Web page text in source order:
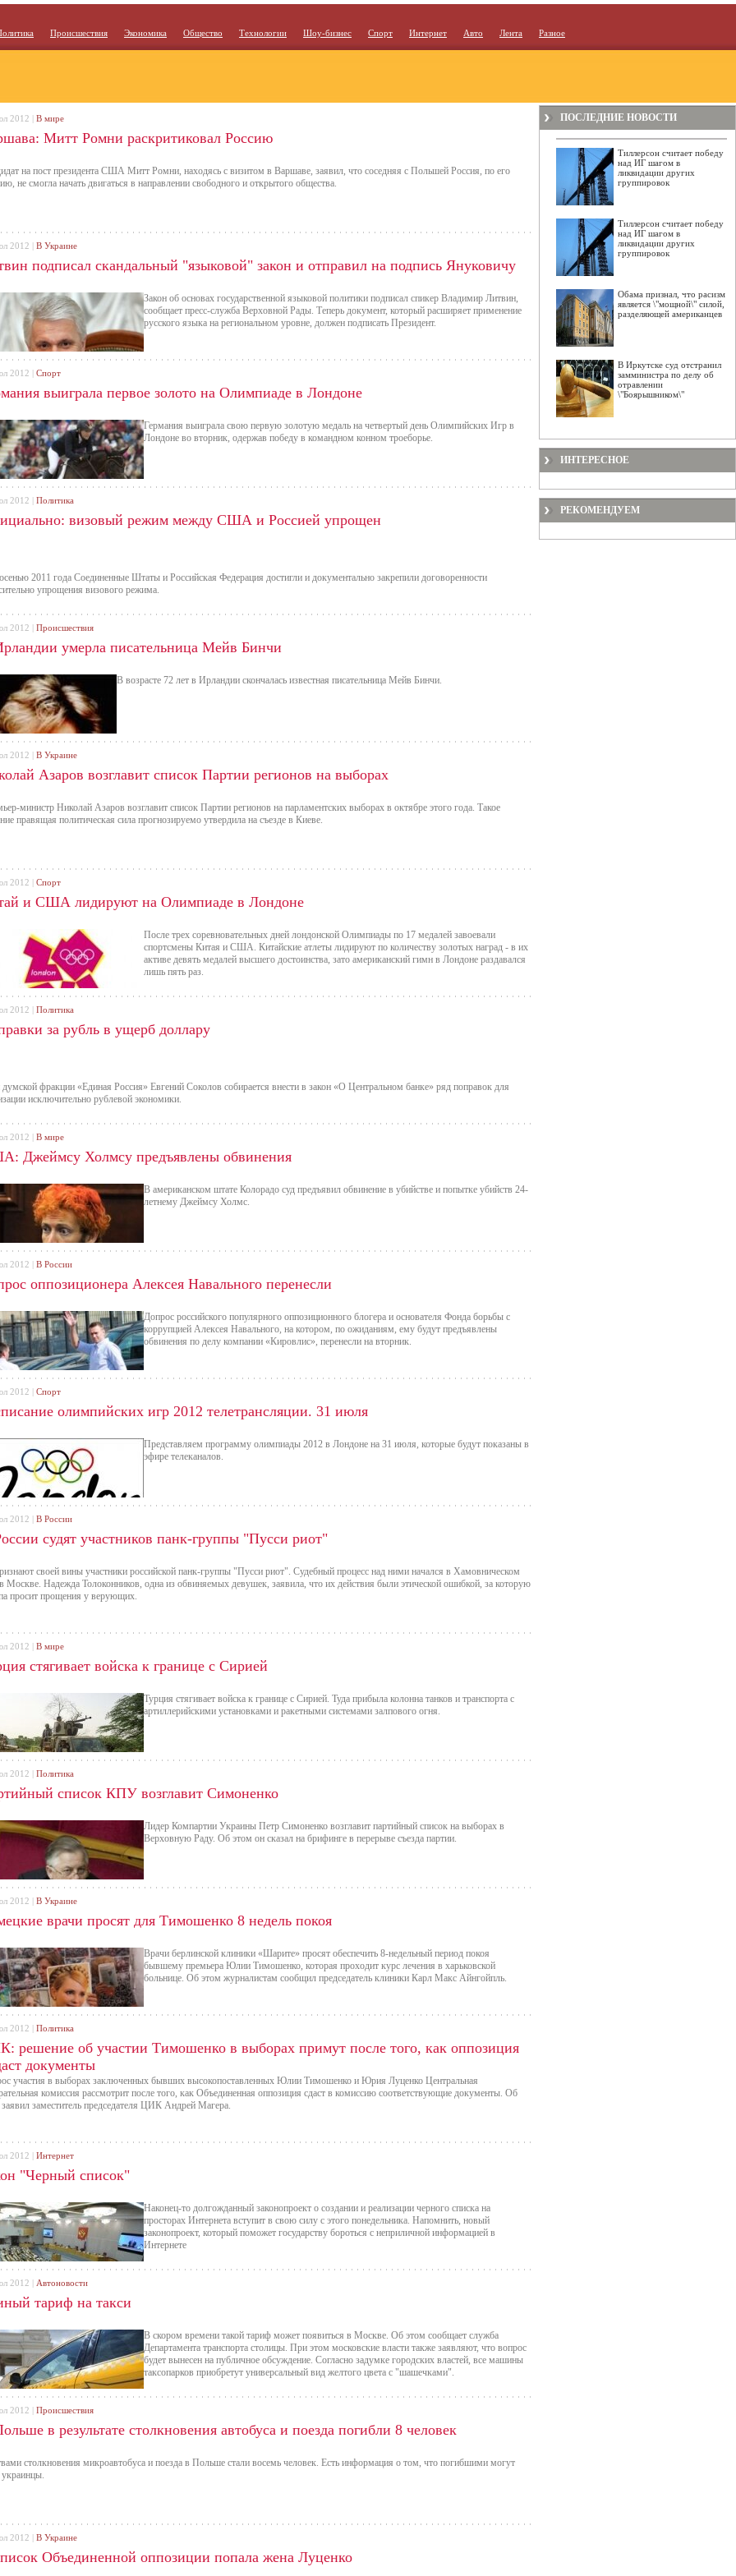
Происшествия Экономика Общество Технологии Шоу-бизнес Спорт Интернет Авто Лента Разное
Митт Ромни раскритиковал Россию
на пост президента США Митт Ромни, находясь с визитом в Варшаве, заявил, что соседняя с Польшей Россия, по его
не смогла начать двигаться в направлении свободного и открытого общества.
2012 | В мире
подписал скандальный "языковой" закон и отправил на подпись Януковичу
Закон об основах государственной языковой политики подписал спикер Владимир Литвин,
сообщает пресс-служба Верховной Рады. Теперь документ, который расширяет применение
русского языка на региональном уровне, должен подписать Президент.
2012 | В Украине
выиграла первое золото на Олимпиаде в Лондоне
Германия выиграла свою первую золотую медаль на четвертый день Олимпийских Игр в
Лондоне во вторник, одержав победу в командном конном троеборье.
2012 | Спорт
визовый режим между США и Россией упрощен
2011 года Соединенные Штаты и Российская Федерация достигли и документально закрепили договоренности
упрощения визового режима.
2012 | Политика
умерла писательница Мейв Бинчи
В возрасте 72 лет в Ирландии скончалась известная писательница Мейв Бинчи.
2012 | Происшествия
Азаров возглавит список Партии регионов на выборах
министр Николай Азаров возглавит список Партии регионов на парламентских выборах в октябре этого года. Такое
правящая политическая сила прогнозируемо утвердила на съезде в Киеве.
2012 | В Украине
и США лидируют на Олимпиаде в Лондоне
После трех соревновательных дней лондонской Олимпиады по 17 медалей завоевали
спортсмены Китая и США. Китайские атлеты лидируют по количеству золотых наград - в их
активе девять медалей высшего достоинства, зато американский гимн в Лондоне раздавался
лишь пять раз.
2012 | Спорт
за рубль в ущерб доллару
фракции «Единая Россия» Евгений Соколов собирается внести в закон «О Центральном банке» ряд поправок для
исключительно рублевой экономики.
2012 | Политика
Джеймсу Холмсу предъявлены обвинения
В американском штате Колорадо суд предъявил обвинение в убийстве и попытке убийств 24-
летнему Джеймсу Холмс.
2012 | В мире
оппозиционера Алексея Навального перенесли
Допрос российского популярного оппозиционного блогера и основателя Фонда борьбы с
коррупцией Алексея Навального, на котором, по ожиданиям, ему будут предъявлены
обвинения по делу компании «Кировлис», перенесли на вторник.
2012 | В России
олимпийских игр 2012 телетрансляции. 31 июля
Представляем программу олимпиады 2012 в Лондоне на 31 июля, которые будут показаны в
эфире телеканалов.
2012 | Спорт
судят участников панк-группы "Пусси риот"
своей вины участники российской панк-группы "Пусси риот". Судебный процесс над ними начался в Хамовническом
Москве. Надежда Толоконников, одна из обвиняемых девушек, заявила, что их действия были этической ошибкой, за которую
просит прощения у верующих.
2012 | В России
стягивает войска к границе с Сирией
Турция стягивает войска к границе с Сирией. Туда прибыла колонна танков и транспорта с
артиллерийскими установками и ракетными системами залпового огня.
2012 | В мире
список КПУ возглавит Симоненко
Лидер Компартии Украины Петр Симоненко возглавит партийный список на выборах в
Верховную Раду. Об этом он сказал на брифинге в перерыве съезда партии.
2012 | Политика
врачи просят для Тимошенко 8 недель покоя
Врачи берлинской клиники «Шарите» просят обеспечить 8-недельный период покоя
бывшему премьера Юлии Тимошенко, которая проходит курс лечения в харьковской
больнице. Об этом журналистам сообщил председатель клиники Карл Макс Айнгойпль.
2012 | В Украине
решение об участии Тимошенко в выборах примут после того, как оппозиция
документы
участия в выборах заключенных бывших высокопоставленных Юлии Тимошенко и Юрия Луценко Центральная
комиссия рассмотрит после того, как Объединенная оппозиция сдаст в комиссию соответствующие документы. Об
заместитель председателя ЦИК Андрей Магера.
2012 | Политика
"Черный список"
Наконец-то долгожданный законопроект о создании и реализации черного списка на
просторах Интернета вступит в свою силу с этого понедельника. Напомнить, новый
законопроект, который поможет государству бороться с неприличной информацией в
Интернете
2012 | Интернет
тариф на такси
В скором времени такой тариф может появиться в Москве. Об этом сообщает служба
Департамента транспорта столицы. При этом московские власти также заявляют, что вопрос
будет вынесен на публичное обсуждение. Согласно задумке городских властей, все машины
таксопарков приобретут универсальный вид желтого цвета с "шашечками".
2012 | Автоновости
в результате столкновения автобуса и поезда погибли 8 человек
столкновения микроавтобуса и поезда в Польше стали восемь человек. Есть информация о том, что погибшими могут
2012 | Происшествия
Объединенной оппозиции попала жена Луценко
2012 | В Украине
ПОСЛЕДНИЕ НОВОСТИ
Тиллерсон считает победу
над ИГ шагом в
ликвидации других
группировок
Тиллерсон считает победу
над ИГ шагом в
ликвидации других
группировок
Обама признал, что расизм
является \"мощной\" силой,
разделяющей американцев
В Иркутске суд отстранил
замминистра по делу об
отравлении
\"Боярышником\"
ИНТЕРЕСНОЕ
РЕКОМЕНДУЕМ